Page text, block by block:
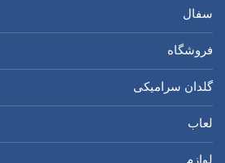
سفال
فروشگاه
گلدان سرامیکی
لعاب
لوازم